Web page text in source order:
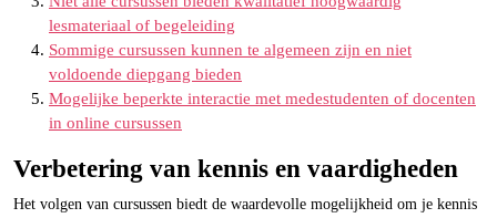
lesmateriaal of begeleiding
Sommige cursussen kunnen te algemeen zijn en niet
voldoende diepgang bieden
Mogelijke beperkte interactie met medestudenten of docenten
in online cursussen
Verbetering van kennis en vaardigheden
Het volgen van cursussen biedt de waardevolle mogelijkheid om je kennis